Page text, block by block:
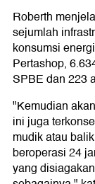
Roberth
sejumlah
konsumsi
Pertashop,
SPBE dan 223
"Kemudian
ini juga
mudik atau
beroperasi 24
yang